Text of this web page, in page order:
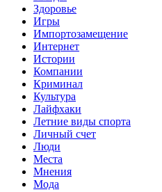
Здоровье
Игры
Импортозамещение
Интернет
Истории
Компании
Криминал
Культура
Лайфхаки
Летние виды спорта
Личный счет
Люди
Места
Мнения
Мода